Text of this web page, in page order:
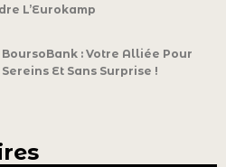
L’Eurokamp
: Votre Alliée Pour
Et Sans Surprise !